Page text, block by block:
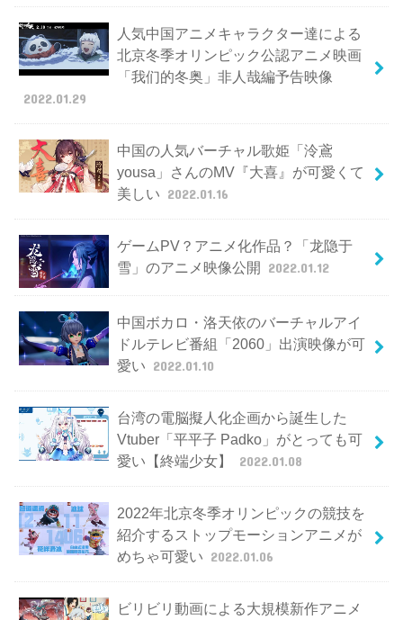
人気中国アニメキャラクター達による
北京冬季オリンピック公認アニメ映画
「我们的冬奥」非人哉編予告映像
2022.01.29
中国の人気バーチャル歌姫「泠鳶
yousa」さんのMV『大喜』が可愛くて
美しい 2022.01.16
ゲームPV？アニメ化作品？「龙隐于
雪」のアニメ映像公開 2022.01.12
中国ボカロ・洛天依のバーチャルアイ
ドルテレビ番組「2060」出演映像が可
愛い 2022.01.10
台湾の電脳擬人化企画から誕生した
Vtuber「平平子 Padko」がとっても可
愛い【終端少女】
2022.01.08
2022年北京冬季オリンピックの競技を
紹介するストップモーションアニメが
めちゃ可愛い 2022.01.06
ビリビリ動画による大規模新作アニメ